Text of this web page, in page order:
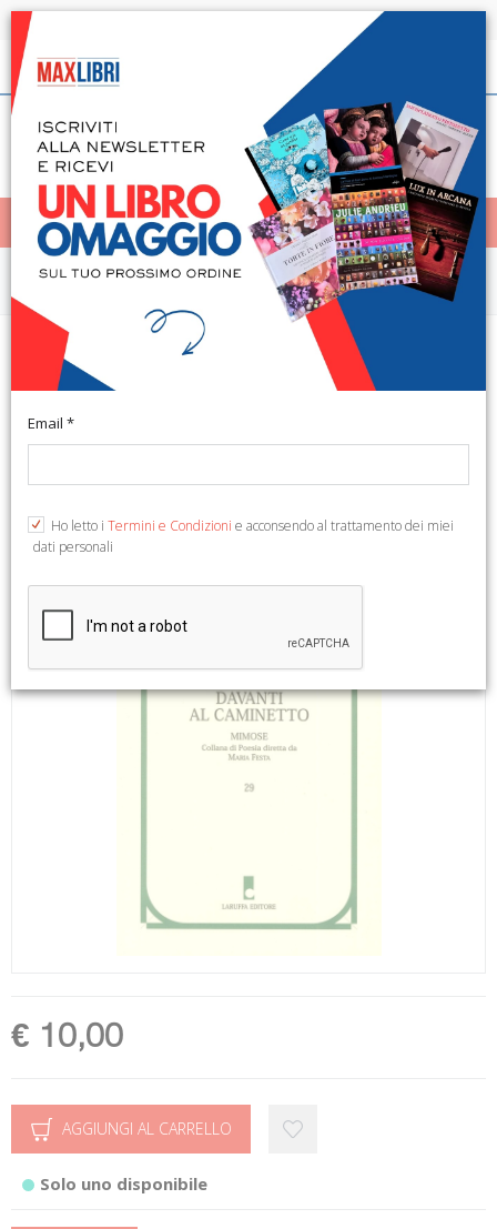
Spedizione in 24h per tutti i libri disponibili
Italiano
< Home
MENÙ
Sospiri dell'anima davanti al
caminetto
Collana di Poesia).
€ 10,00
AGGIUNGI AL CARRELLO
Solo uno disponibile
Email *
Ho letto i Termini e Condizioni e acconsendo al trattamento dei miei
dati personali